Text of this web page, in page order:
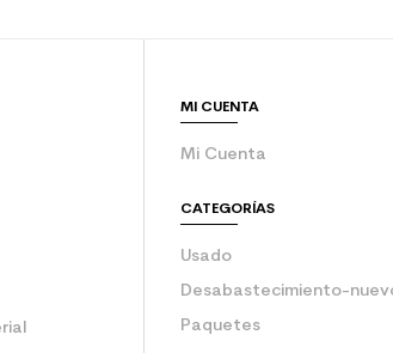
MI CUENTA
Mi Cuenta
CATEGORÍAS
Usado
Desabastecimiento-
Paquetes